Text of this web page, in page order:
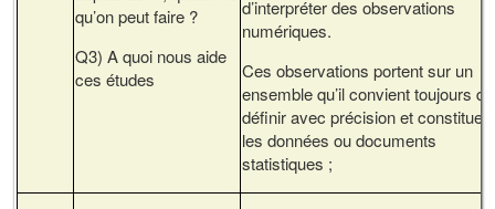
qu’on peut faire ?
Q3) A quoi nous aide
ces études
d’interpréter des observations
numériques.
Ces observations portent sur un
ensemble qu’il convient toujours de
définir avec précision et
les données ou documents
statistiques ;